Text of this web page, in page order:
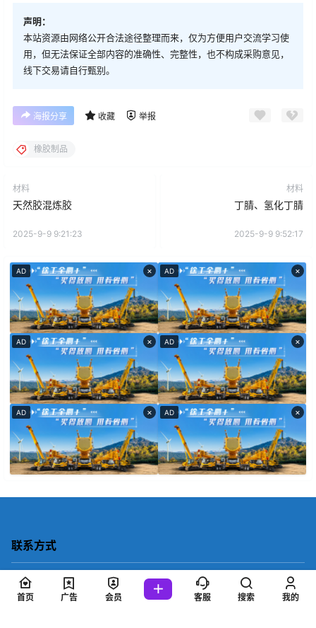
声明：
本站资源由网络公开合法途径整理而来，仅为方便用户交流学习使
用，但无法保证全部内容的准确性、完整性，也不构成采购意见，
线下交易请自行甄别。
海报分享 收藏 举报
橡胶制品
材料
天然胶混炼胶
2025-9-9 9:21:23
材料
丁腈、氢化丁腈
2025-9-9 9:52:17
×
AD ×
AD
×
AD ×
AD
×
AD ×
AD
联系方式
神龙号官方
微信客服： shenlonghao88
首页 广告 会员 客服 搜索 我的